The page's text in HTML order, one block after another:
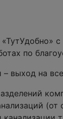
с
по
выход на